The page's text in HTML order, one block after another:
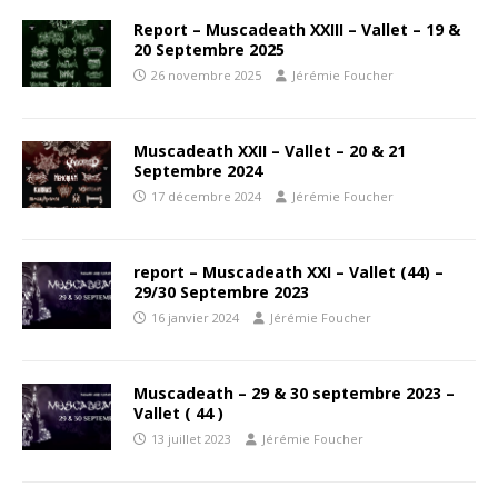
Report – Muscadeath XXIII – Vallet – 19 &
20 Septembre 2025
26 novembre 2025 Jérémie Foucher
Muscadeath XXII – Vallet – 20 & 21
Septembre 2024
17 décembre 2024 Jérémie Foucher
report – Muscadeath XXI – Vallet (44) –
29/30 Septembre 2023
16 janvier 2024 Jérémie Foucher
Muscadeath – 29 & 30 septembre 2023 –
Vallet ( 44 )
13 juillet 2023 Jérémie Foucher